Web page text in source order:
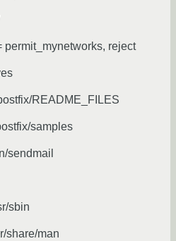
permit_mynetworks, reject
README_FILES
samples
sendmail
sbin
share/man